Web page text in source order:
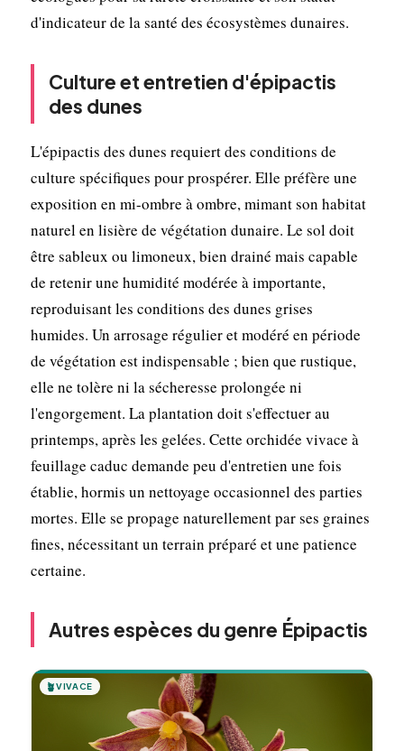
d'indicateur de la santé des écosystèmes dunaires.
Culture et entretien d'épipactis
des dunes
L'épipactis des dunes requiert des conditions de
culture spécifiques pour prospérer. Elle préfère une
exposition en mi-ombre à ombre, mimant son habitat
naturel en lisière de végétation dunaire. Le sol doit
être sableux ou limoneux, bien drainé mais capable
de retenir une humidité modérée à importante,
reproduisant les conditions des dunes grises
humides. Un arrosage régulier et modéré en période
de végétation est indispensable ; bien que rustique,
elle ne tolère ni la sécheresse prolongée ni
l'engorgement. La plantation doit s'effectuer au
printemps, après les gelées. Cette orchidée vivace à
feuillage caduc demande peu d'entretien une fois
établie, hormis un nettoyage occasionnel des parties
mortes. Elle se propage naturellement par ses graines
fines, nécessitant un terrain préparé et une patience
certaine.
Autres espèces du genre Épipactis
🪴VIVACE